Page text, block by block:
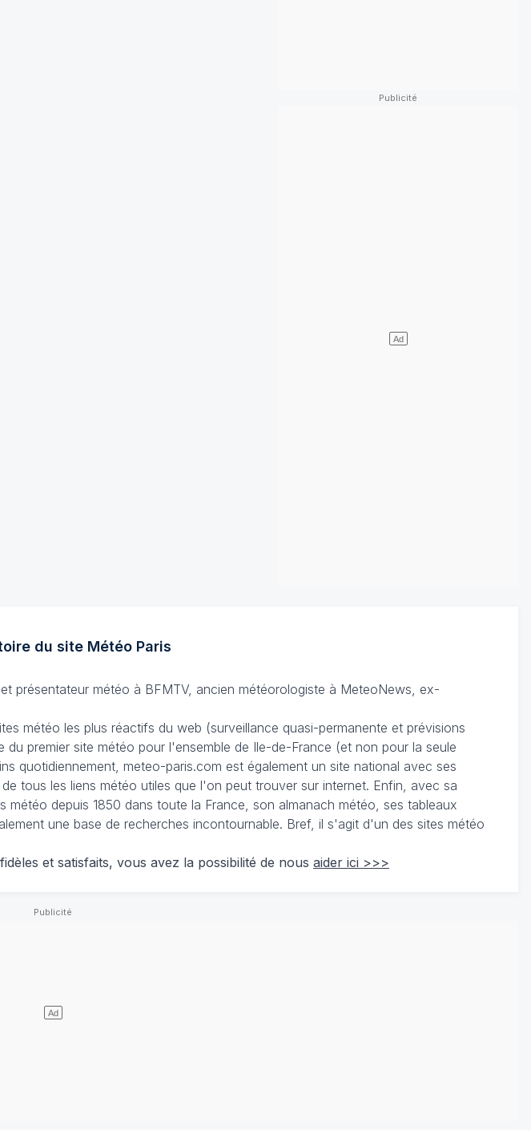
du site MétéoParis
et présentateur météo à BFMTV, ancien météorologiste à MeteoNews, ex-
météo les plus réactifs du web (surveillance quasi-permanente et prévisions
premier site météo pour l'ensemble de Ile-de-France (et non pour la seule
quotidiennement, meteo-paris.com est également un site national avec ses
de tous les liens météo utiles que l'on peut trouver sur internet. Enfin, avec sa
météo depuis 1850 dans toute la France, son almanach météo, ses tableaux
une base de recherches incontournable. Bref, il s'agit d'un des sites météo
et satisfaits, vous avez la possibilité de nous aider ici >>>